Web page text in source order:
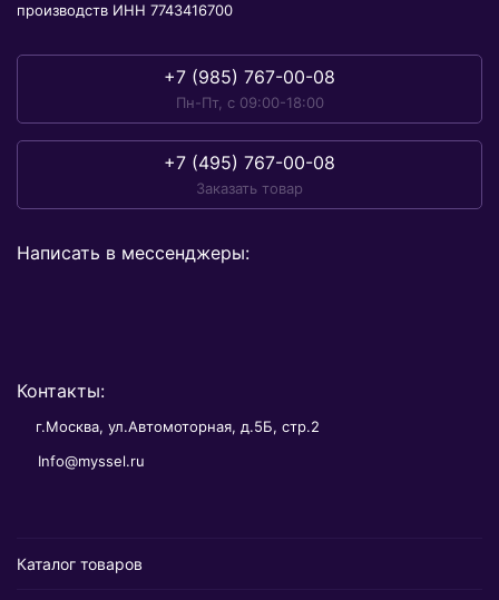
производств ИНН 7743416700
+7 (985) 767-00-08
Пн-Пт, с 09:00-18:00
+7 (495) 767-00-08
Заказать товар
Написать в мессенджеры:
Контакты:
г.Москва, ул.Автомоторная, д.5Б, стр.2
Info@myssel.ru
Каталог товаров